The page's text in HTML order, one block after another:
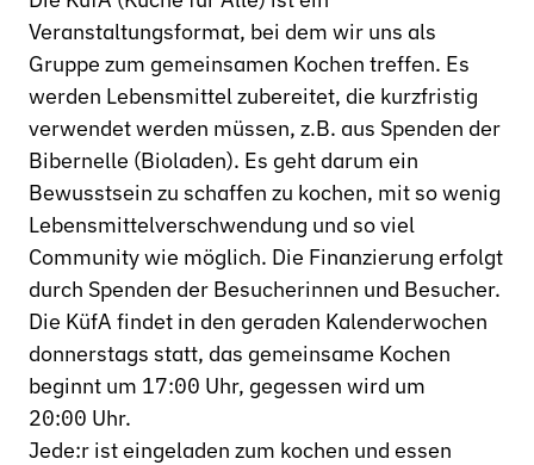
Veranstaltungsformat, bei dem wir uns als
Gruppe zum gemeinsamen Kochen treffen. Es
werden Lebensmittel zubereitet, die kurzfristig
verwendet werden müssen, z.B. aus Spenden der
Bibernelle (Bioladen). Es geht darum ein
Bewusstsein zu schaffen zu kochen, mit so wenig
Lebensmittelverschwendung und so viel
Community wie möglich. Die Finanzierung erfolgt
durch Spenden der Besucherinnen und Besucher.
Die KüfA findet in den geraden Kalenderwochen
donnerstags statt, das gemeinsame Kochen
beginnt um 17:00 Uhr, gegessen wird um
20:00 Uhr.
Jede:r ist eingeladen zum kochen und essen